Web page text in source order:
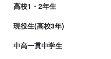
高校1・2年生
現役生(高校3年)
中高一貫中学生